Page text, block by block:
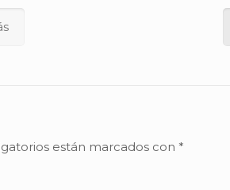
están marcados con *